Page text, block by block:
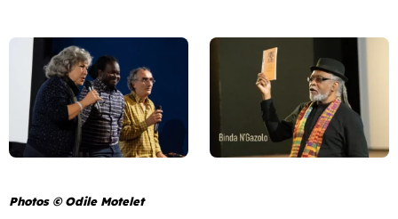
Photos © Odile Motelet